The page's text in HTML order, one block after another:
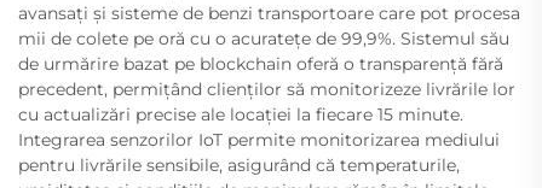
avansați și sisteme de benzi transportoare care pot procesa
mii de colete pe oră cu o acuratețe de 99,9%. Sistemul său
de urmărire bazat pe blockchain oferă o transparență fără
precedent, permițând clienților să monitorizeze livrările lor
cu actualizări precise ale locației la fiecare 15 minute.
Integrarea senzorilor IoT permite monitorizarea mediului
pentru livrările sensibile, asigurând că temperaturile,